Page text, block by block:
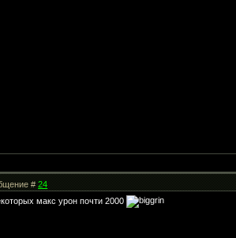
#24
макс урон почти 2000